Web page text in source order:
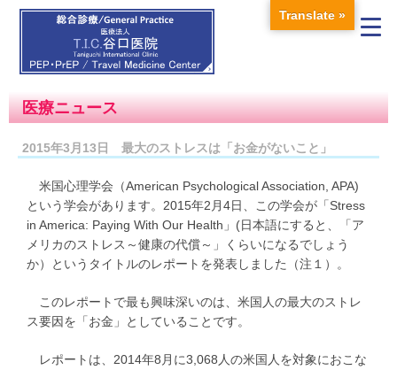
医療ニュース
2015年3月13日 最大のストレスは「お金がないこと」
米国心理学会（American Psychological Association, APA)
という学会があります。2015年2月4日、この学会が「Stress
in America: Paying With Our Health」(日本語にすると、「ア
メリカのストレス～健康の代償～」くらいになるでしょう
か）というタイトルのレポートを発表しました（注１）。
このレポートで最も興味深いのは、米国人の最大のストレ
ス要因を「お金」としていることです。
レポートは、2014年8月に3,068人の米国人を対象におこな
Translate »